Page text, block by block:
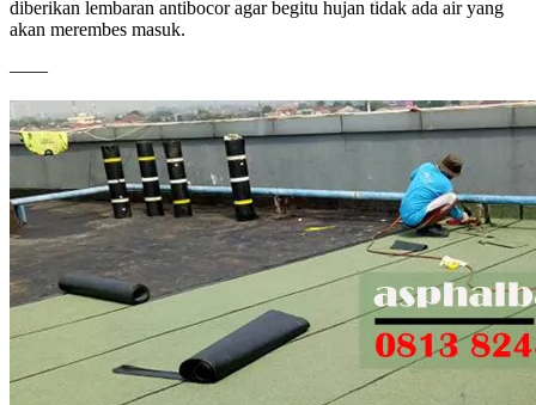
diberikan lembaran antibocor agar begitu hujan tidak ada air yang
akan merembes masuk.
——